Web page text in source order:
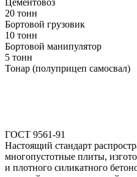
Цементовоз
20 тонн
Бортовой грузовик
10 тонн
Бортовой манипулятор
5 тонн
Тонар (полуприцеп самосвал)
ГОСТ 9561-91
Настоящий стандарт
многопустотные плиты,
и плотного силикатного